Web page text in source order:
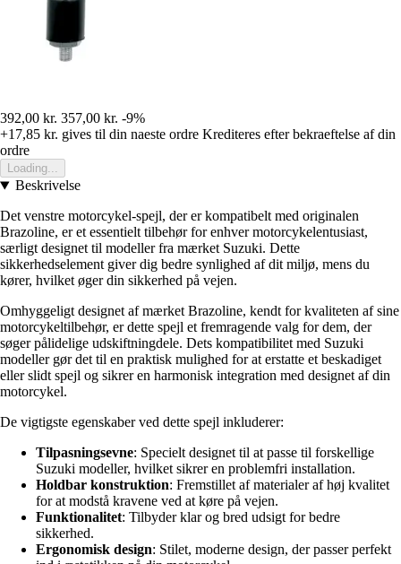
392,00 kr. 357,00 kr. -9%
+17,85 kr. gives til din naeste ordre Krediteres efter bekraeftelse af din
ordre
Loading...
Beskrivelse
Det venstre motorcykel-spejl, der er kompatibelt med originalen
Brazoline, er et essentielt tilbehør for enhver motorcykelentusiast,
særligt designet til modeller fra mærket Suzuki. Dette
sikkerhedselement giver dig bedre synlighed af dit miljø, mens du
kører, hvilket øger din sikkerhed på vejen.
Omhyggeligt designet af mærket Brazoline, kendt for kvaliteten af sine
motorcykeltilbehør, er dette spejl et fremragende valg for dem, der
søger pålidelige udskiftningdele. Dets kompatibilitet med Suzuki
modeller gør det til en praktisk mulighed for at erstatte et beskadiget
eller slidt spejl og sikrer en harmonisk integration med designet af din
motorcykel.
De vigtigste egenskaber ved dette spejl inkluderer:
Tilpasningsevne: Specielt designet til at passe til forskellige
Suzuki modeller, hvilket sikrer en problemfri installation.
Holdbar konstruktion: Fremstillet af materialer af høj kvalitet
for at modstå kravene ved at køre på vejen.
Funktionalitet: Tilbyder klar og bred udsigt for bedre
sikkerhed.
Ergonomisk design: Stilet, moderne design, der passer perfekt